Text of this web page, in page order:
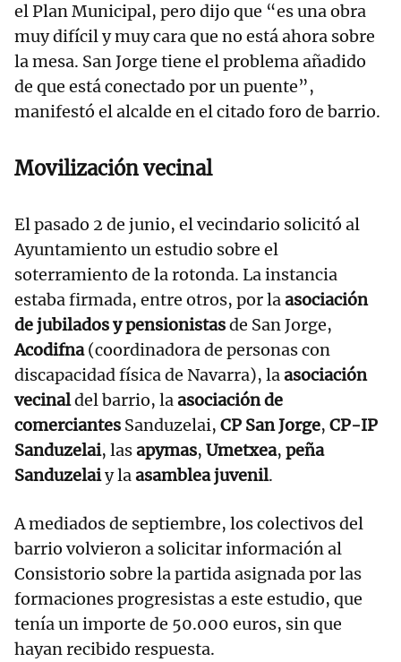
el Plan Municipal, pero dijo que “es una obra
muy difícil y muy cara que no está ahora sobre
la mesa. San Jorge tiene el problema añadido
de que está conectado por un puente”,
manifestó el alcalde en el citado foro de barrio.
Movilización vecinal
El pasado 2 de junio, el vecindario solicitó al
Ayuntamiento un estudio sobre el
soterramiento de la rotonda. La instancia
estaba firmada, entre otros, por laasociación
de jubilados y pensionistasde San Jorge,
Acodifna(coordinadora de personas con
discapacidad física de Navarra), laasociación
vecinaldel barrio, laasociación de
comerciantes Sanduzelai, CP San Jorge, CP-IP
Sanduzelai, lasapymas, Umetxea, peña
Sanduzelaiy laasamblea juvenil.
A mediados de septiembre, los colectivos del
barrio volvieron a solicitar información al
Consistorio sobre la partida asignada por las
formaciones progresistas a este estudio, que
tenía un importe de 50.000 euros, sin que
hayan recibido respuesta.